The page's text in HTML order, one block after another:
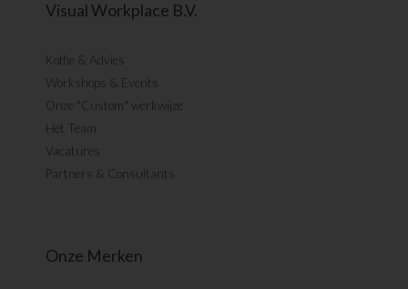
Visual Workplace B.V.
Koffie & Advies
Workshops & Events
Onze "Custom" werkwijze
Het Team
Vacatures
Partners & Consultants
Onze Merken